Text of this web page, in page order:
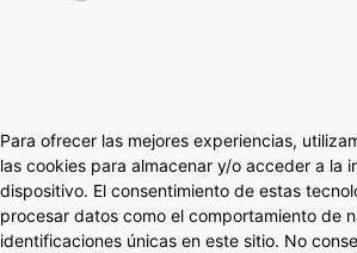
Para ofrecer las mejores experiencias,
las cookies para almacenar y/o acceder a la
dispositivo. El consentimiento de estas
procesar datos como el comportamiento de
identificaciones únicas en este sitio. No